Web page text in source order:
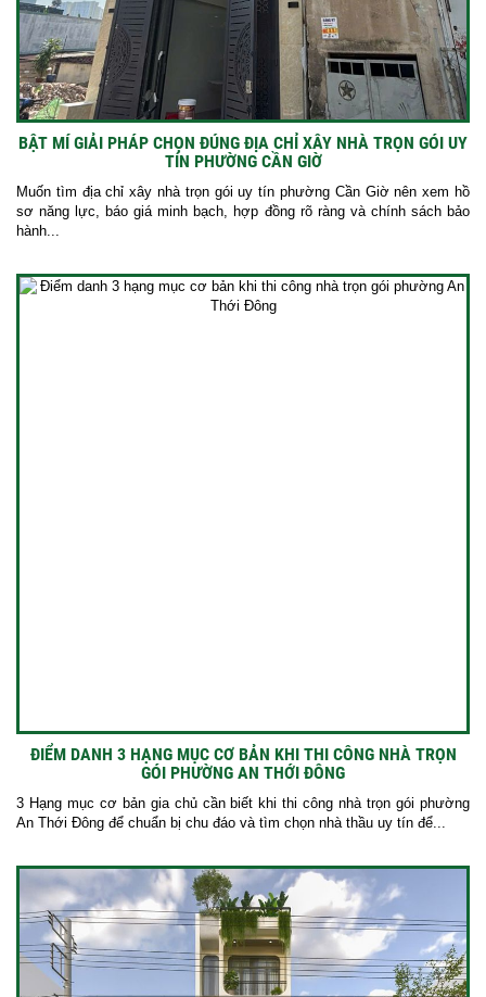
BẬT MÍ GIẢI PHÁP CHỌN ĐÚNG ĐỊA CHỈ XÂY NHÀ TRỌN GÓI UY
TÍN PHƯỜNG CẦN GIỜ
Muốn tìm địa chỉ xây nhà trọn gói uy tín phường Cần Giờ nên xem hồ
sơ năng lực, báo giá minh bạch, hợp đồng rõ ràng và chính sách bảo
hành...
ĐIỂM DANH 3 HẠNG MỤC CƠ BẢN KHI THI CÔNG NHÀ TRỌN
GÓI PHƯỜNG AN THỚI ĐÔNG
3 Hạng mục cơ bản gia chủ cần biết khi thi công nhà trọn gói phường
An Thới Đông để chuẩn bị chu đáo và tìm chọn nhà thầu uy tín để...